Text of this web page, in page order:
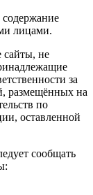
содержание
лицами.
сайты, не
за
размещённых на
по
оставленной
сообщать